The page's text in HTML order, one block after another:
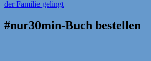
#nur30min-Buch bestellen